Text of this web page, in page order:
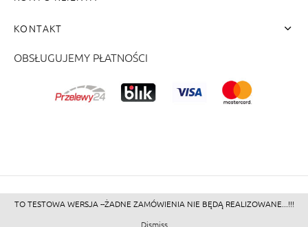
KONTAKT
OBSŁUGUJEMY PŁATNOŚCI
©2026 - Zacienione.pl<br>
TO TESTOWA WERSJA --ŻADNE ZAMÓWIENIA NIE BĘDĄ REALIZOWANE...!!!
Dismiss